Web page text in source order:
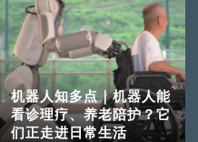
机器人知多点｜机器人能
看诊理疗、养老陪护？它
们正走进日常生活